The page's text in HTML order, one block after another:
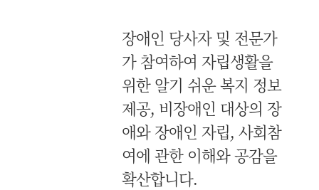
장애인 당사자 및 전문가
가 참여하여 자립생활을
위한 알기 쉬운 복지 정보
제공, 비장애인 대상의 장
애와 장애인 자립, 사회참
여에 관한 이해와 공감을
확산합니다.